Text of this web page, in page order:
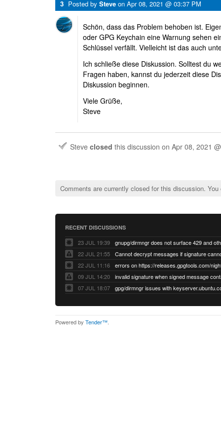
3 Posted by Steve on Apr 08, 2021 @ 03:37 PM
Schön, dass das Problem behoben ist.
oder GPG Keychain eine Warnung sehen
Schlüssel verfällt. Vielleicht ist das auch
Ich schließe diese Diskussion. Solltest du
Fragen haben, kannst du jederzeit diese
Diskussion beginnen.
Viele Grüße,
Steve
Steve closed this discussion on Apr 08, 2021
Comments are currently closed for this discussion.
RECENT DISCUSSIONS
23 JUL 19:39
22 JUL 21:55
22 JUL 11:16
errors on https://releases.gpgtools.com/
09 JUL 14:20
07 JUL 18:07
Powered by Tender™.